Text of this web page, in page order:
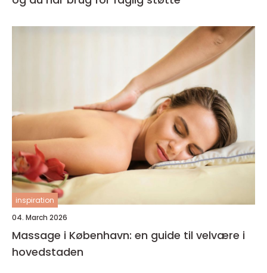
inspiration
04. March 2026
Massage i København: en guide til velvære i
hovedstaden